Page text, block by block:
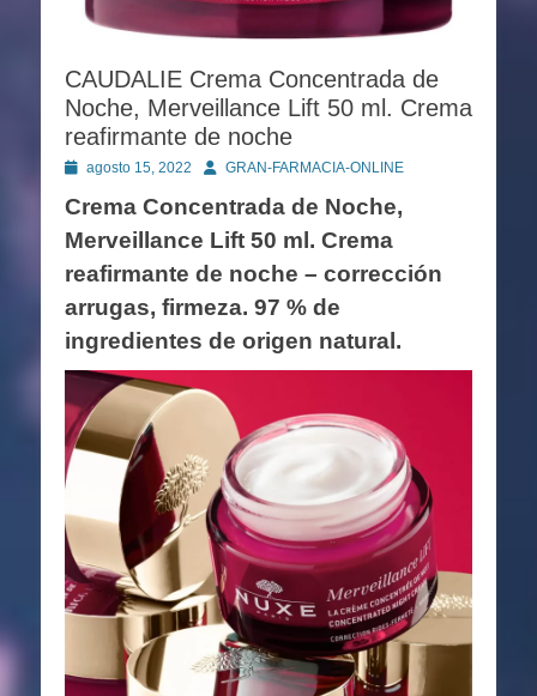
CAUDALIE Crema Concentrada de
Noche, Merveillance Lift 50 ml. Crema
reafirmante de noche
Publicado
agosto 15, 2022 AutorGRAN-FARMACIA-ONLINE
Crema Concentrada de Noche,
Merveillance Lift 50 ml. Crema
reafirmante de noche – corrección
arrugas, firmeza. 97 % de
ingredientes de origen natural.